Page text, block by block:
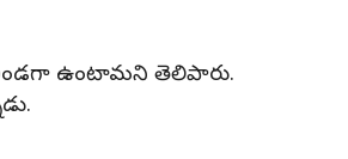
అండగా ఉంటామని తెలిపారు.